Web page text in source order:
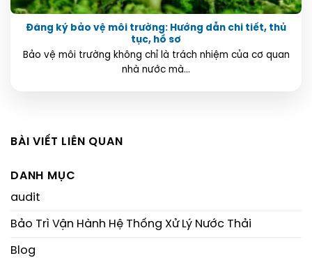
Đăng ký bảo vệ môi trường: Hướng dẫn chi tiết, thủ
tục, hồ sơ
Bảo vệ môi trường không chỉ là trách nhiệm của cơ quan
nhà nước mà...
BÀI VIẾT LIÊN QUAN
DANH MỤC
audit
Bảo Trì Vận Hành Hệ Thống Xử Lý Nước Thải
Blog